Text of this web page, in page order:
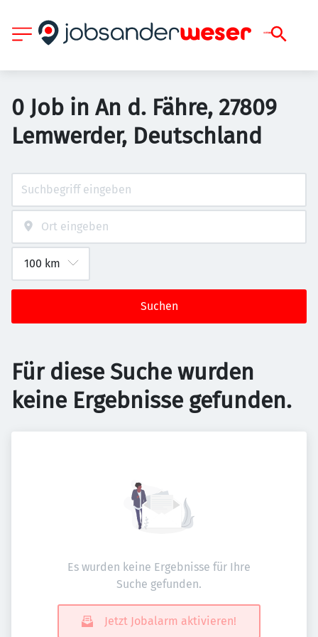
0 Job in An d. Fähre, 27809
Lemwerder, Deutschland
Suchen
Für diese Suche wurden
keine Ergebnisse gefunden.
Es wurden keine Ergebnisse für Ihre
Suche gefunden.
Jetzt Jobalarm aktivieren!